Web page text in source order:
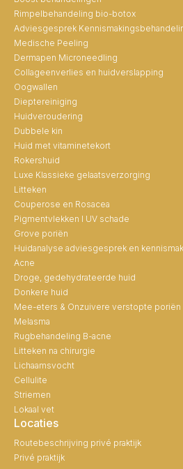
Rimpelbehandeling bio-botox
Adviesgesprek
Medische Peeling
Dermapen Microneedling
Collageenverlies en huidverslapping
Oogwallen
Dieptereiniging
Huidveroudering
Dubbele kin
Huid met vitaminetekort
Rokershuid
Luxe Klassieke gelaatsverzorging
Litteken
Couperose en Rosacea
Pigmentvlekken I UV schade
Grove poriën
Huidanalyse adviesgesprek en
Acne
Droge, gedehydrateerde huid
Donkere huid
Mee-eters & Onzuivere verstopte poriën
Melasma
Rugbehandeling B-acne
Litteken na chirurgie
Lichaamsvocht
Cellulite
Striemen
Lokaal vet
Locaties
Routebeschrijving privé praktijk
Privé praktijk